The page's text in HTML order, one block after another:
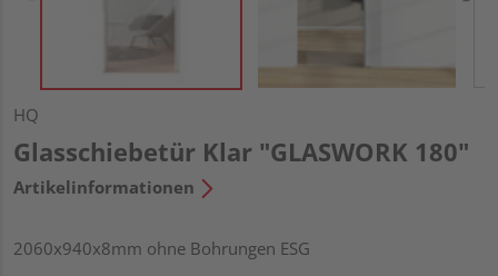
HQ
Glasschiebetür Klar "GLASWORK 180"
Artikelinformationen
2060x940x8mm ohne Bohrungen ESG